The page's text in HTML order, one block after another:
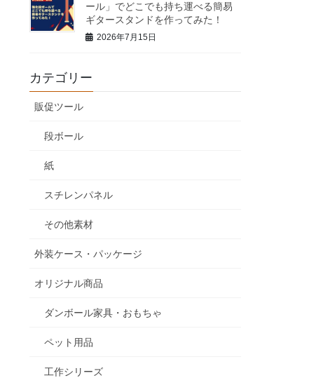
ール」でどこでも持ち運べる簡易
ギタースタンドを作ってみた！
2026年7月15日
カテゴリー
販促ツール
段ボール
紙
スチレンパネル
その他素材
外装ケース・パッケージ
オリジナル商品
ダンボール家具・おもちゃ
ペット用品
工作シリーズ